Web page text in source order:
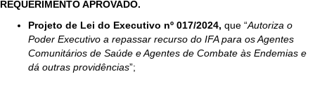
REQUERIMENTO APROVADO.
Projeto de Lei do Executivo nº 017/2024, que “Autoriza o
Poder Executivo a repassar recurso do IFA para os Agentes
Comunitários de Saúde e Agentes de Combate às Endemias e
dá outras providências”;